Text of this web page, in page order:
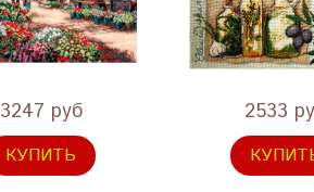
3247 руб
КУПИТЬ
2533